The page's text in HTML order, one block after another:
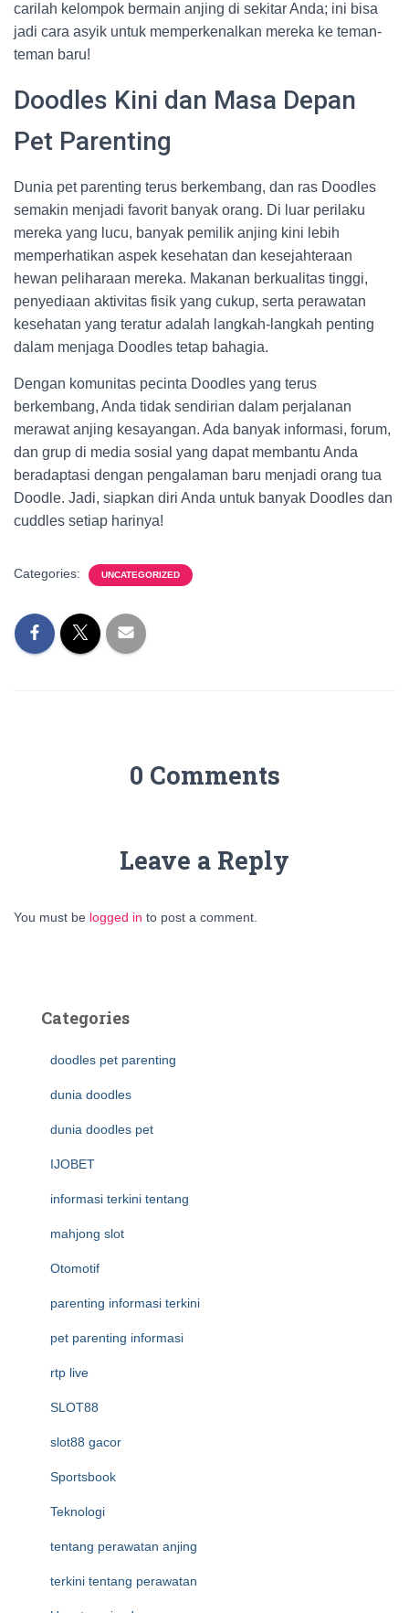
carilah kelompok bermain anjing di sekitar Anda; ini bisa
jadi cara asyik untuk memperkenalkan mereka ke teman-
teman baru!
Doodles Kini dan Masa Depan
Pet Parenting
Dunia pet parenting terus berkembang, dan ras Doodles
semakin menjadi favorit banyak orang. Di luar perilaku
mereka yang lucu, banyak pemilik anjing kini lebih
memperhatikan aspek kesehatan dan kesejahteraan
hewan peliharaan mereka. Makanan berkualitas tinggi,
penyediaan aktivitas fisik yang cukup, serta perawatan
kesehatan yang teratur adalah langkah-langkah penting
dalam menjaga Doodles tetap bahagia.
Dengan komunitas pecinta Doodles yang terus
berkembang, Anda tidak sendirian dalam perjalanan
merawat anjing kesayangan. Ada banyak informasi, forum,
dan grup di media sosial yang dapat membantu Anda
beradaptasi dengan pengalaman baru menjadi orang tua
Doodle. Jadi, siapkan diri Anda untuk banyak Doodles dan
cuddles setiap harinya!
Categories: UNCATEGORIZED
0 Comments
Leave a Reply
You must be logged in to post a comment.
Categories
doodles pet parenting
dunia doodles
dunia doodles pet
IJOBET
informasi terkini tentang
mahjong slot
Otomotif
parenting informasi terkini
pet parenting informasi
rtp live
SLOT88
slot88 gacor
Sportsbook
Teknologi
tentang perawatan anjing
terkini tentang perawatan